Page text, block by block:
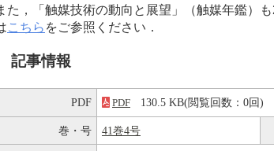
た，「触媒技術の動向と展望」（触媒年鑑）
こちら をご参照ください．
記事情報
PDF PDF 130.5 KB(閲覧回数：0回)
巻・号 41巻4号